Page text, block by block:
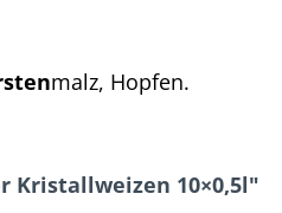
nmalz, Hopfen.
Kristallweizen 10×0,5l"